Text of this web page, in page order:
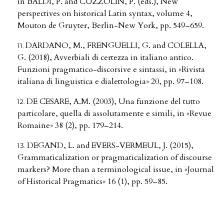
perspectives on historical Latin syntax, volume 4,
Mouton de Gruyter, Berlin-New York, pp. 549–659.
DARDANO, M., FRENGUELLI, G. and COLELLA,
G. (2018), Avverbiali di certezza in italiano antico.
Funzioni pragmatico-discorsive e sintassi, in «Rivista
italiana di linguistica e dialettologia» 20, pp. 97–108.
DE CESARE, A.M. (2003), Una funzione del tutto
particolare, quella di assolutamente e simili, in «Revue
Romaine» 38 (2), pp. 179–214.
DEGAND, L. and EVERS-VERMEUL, J. (2015),
Grammaticalization or pragmaticalization of discourse
markers? More than a terminological issue, in «Journal
of Historical Pragmatics» 16 (1), pp. 59–85.